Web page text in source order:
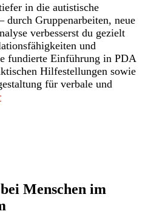
in die autistische
durch Gruppenarbeiten, neue
verbesserst du gezielt
und
fundierte Einführung in PDA
Hilfestellungen sowie
für verbale und
Menschen im